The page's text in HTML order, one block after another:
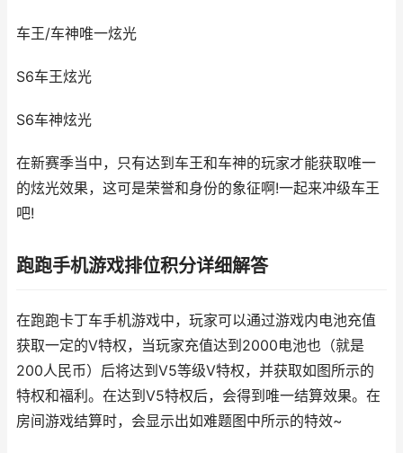
车王/车神唯一炫光
S6车王炫光
S6车神炫光
在新赛季当中，只有达到车王和车神的玩家才能获取唯一
的炫光效果，这可是荣誉和身份的象征啊!一起来冲级车王
吧!
跑跑手机游戏排位积分详细解答
在跑跑卡丁车手机游戏中，玩家可以通过游戏内电池充值
获取一定的V特权，当玩家充值达到2000电池也（就是
200人民币）后将达到V5等级V特权，并获取如图所示的
特权和福利。在达到V5特权后，会得到唯一结算效果。在
房间游戏结算时，会显示出如难题图中所示的特效~